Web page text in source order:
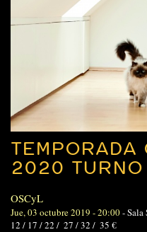
2020 TURNO
OSCyL
Jue, 03 octubre 2019 - 20:00-Sala
12 / 17 / 22 / 27 / 32 / 35 €